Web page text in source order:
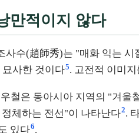
만적이지 않다
수(趙師秀)는 "매화 익는
사한 것이다5. 고전적 이미
철은 동아시아 지역의 "겨
체하는 전선"이 나타난다2.
있다6.